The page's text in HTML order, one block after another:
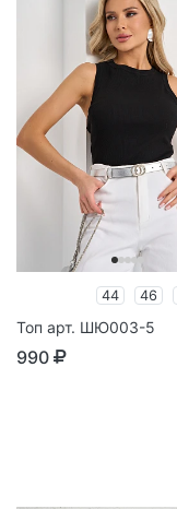
44 46
Топ арт. ШЮ003-5
990